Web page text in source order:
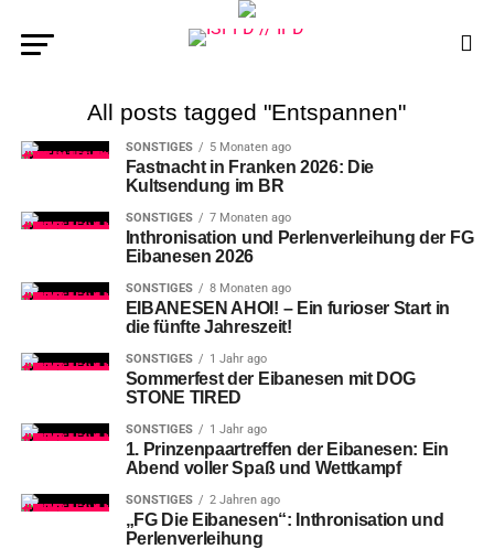
All posts tagged "Entspannen"
SONSTIGES 5 Monaten ago
Fastnacht in Franken 2026: Die
Kultsendung im BR
SONSTIGES 7 Monaten ago
Inthronisation und Perlenverleihung der FG
Eibanesen 2026
SONSTIGES 8 Monaten ago
EIBANESEN AHOI! – Ein furioser Start in
die fünfte Jahreszeit!
SONSTIGES 1 Jahr ago
Sommerfest der Eibanesen mit DOG
STONE TIRED
SONSTIGES 1 Jahr ago
1. Prinzenpaartreffen der Eibanesen: Ein
Abend voller Spaß und Wettkampf
SONSTIGES 2 Jahren ago
„FG Die Eibanesen“: Inthronisation und
Perlenverleihung